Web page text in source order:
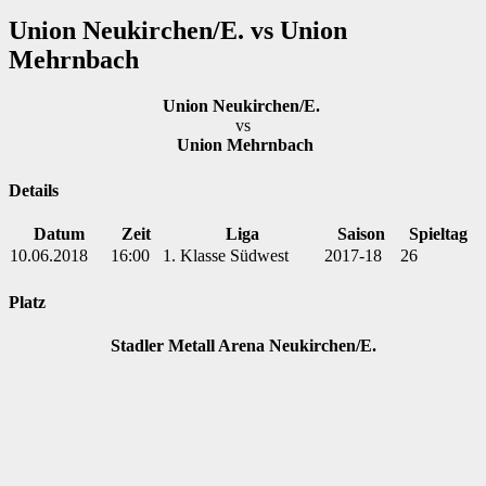
Union Neukirchen/E. vs Union
Mehrnbach
Union Neukirchen/E.
vs
Union Mehrnbach
Details
Datum Zeit Liga Saison
Spieltag
10.06.2018
16:00 1. Klasse Südwest 2017-18 26
Platz
Stadler Metall Arena Neukirchen/E.